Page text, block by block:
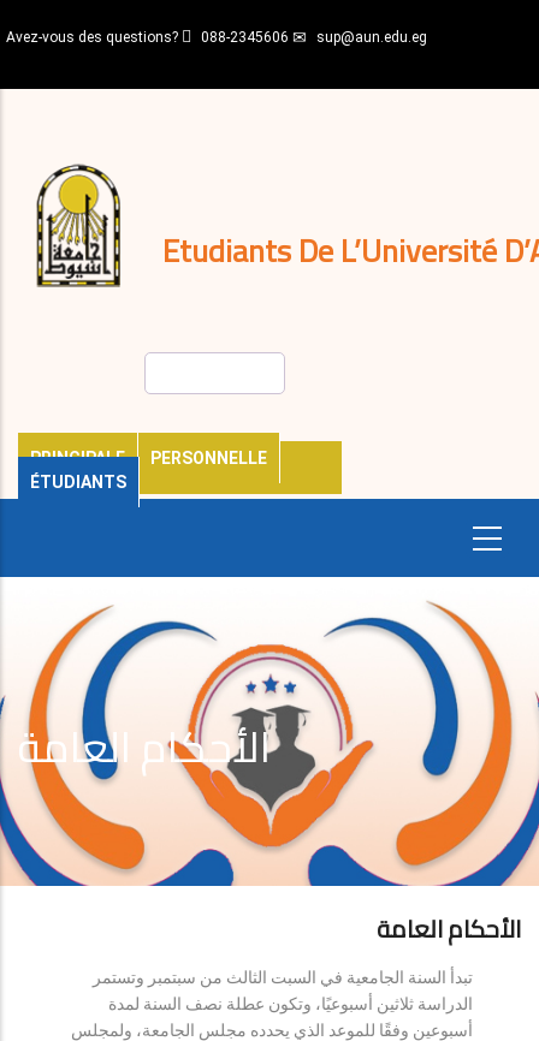
au
principal
Avez-vous des questions? 088-2345606 sup@aun.edu.eg
Etudiants De L’Université
PRINCIPALE
PERSONNELLE
ÉTUDIANTS
décisions
Expatriés
Journal
الأحكام العامة
الأحكام العامة
تبدأ السنة الجامعية في السبت الثالث من سبتمبر وتستمر
الدراسة ثلاثين أسبوعيًا، وتكون عطلة نصف السنة لمدة
أسبوعين وفقًا للموعد الذي يحدده مجلس الجامعة، ولمجلس